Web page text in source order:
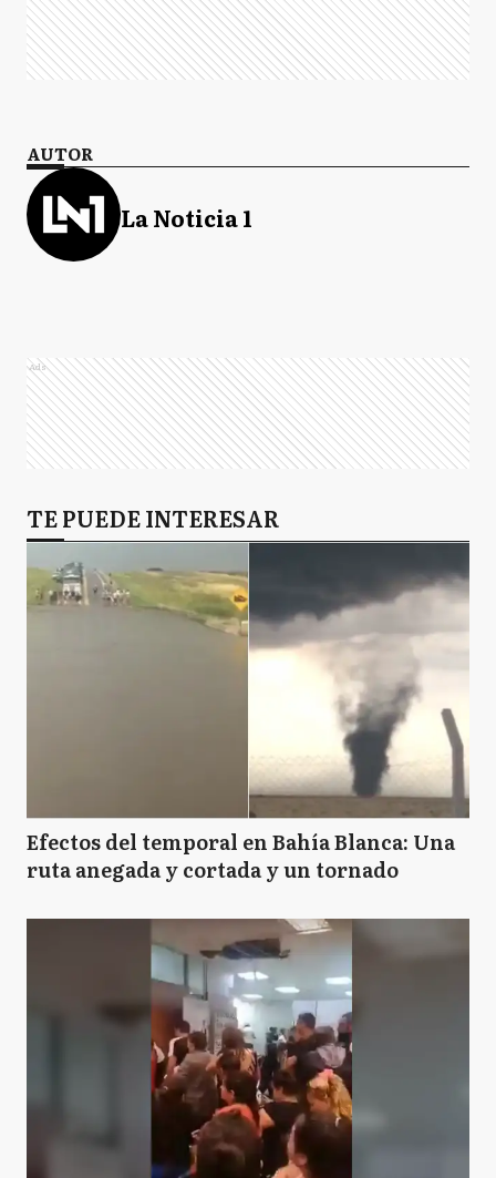
AUTOR
La Noticia 1
Ads
TE PUEDE INTERESAR
Efectos del temporal en Bahía Blanca: Una
ruta anegada y cortada y un tornado